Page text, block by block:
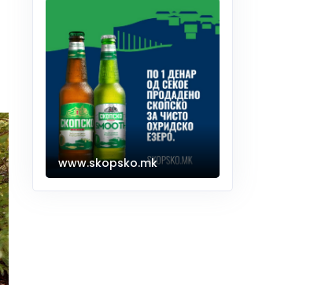
www.skopsko.mk